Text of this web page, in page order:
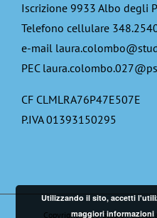
Iscrizione 9933 Albo degli
Telefono cellulare
e-mail
PEC
CF CLMLRA76P47E507E
P.IVA 01393150295
Copyright 2018 Studio
Utilizzando il sito, accetti
maggiori informazioni